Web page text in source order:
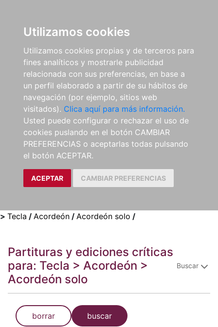
Utilizamos cookies
Utilizamos cookies propias y de terceros para
fines analíticos y mostrarle publicidad
relacionada con sus preferencias, en base a
un perfil elaborado a partir de su hábitos de
navegación (por ejemplo, sitios web
visitados). Clica aquí para más información.
Usted puede configurar o rechazar el uso de
cookies puslando en el botón CAMBIAR
PREFERENCIAS o aceptarlas todas pulsando
el botón ACEPTAR.
ACEPTAR CAMBIAR PREFERENCIAS
> Tecla / Acordeón / Acordeón solo /
Partituras y ediciones críticas
para: Tecla > Acordeón >
Acordeón solo
Buscar
borrar buscar